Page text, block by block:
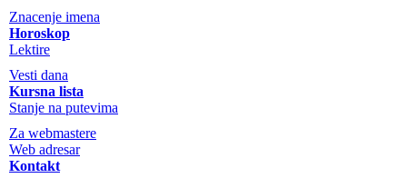
Znacenje imena
Horoskop
Lektire
Vesti dana
Kursna lista
Stanje na putevima
Za webmastere
Web adresar
Kontakt